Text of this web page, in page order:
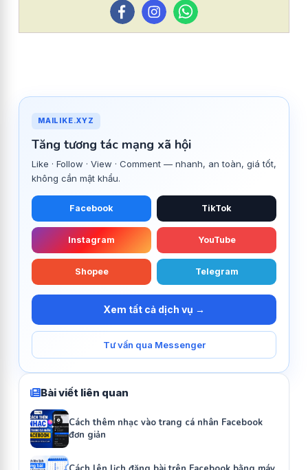
MAILIKE.XYZ
Tăng tương tác mạng xã hội
Like · Follow · View · Comment — nhanh, an toàn, giá tốt,
không cần mật khẩu.
Facebook TikTok
Instagram YouTube
Shopee Telegram
Xem tất cả dịch vụ →
Tư vấn qua Messenger
Bài viết liên quan
Cách thêm nhạc vào trang cá nhân Facebook
đơn giản